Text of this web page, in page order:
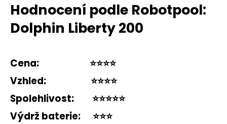
Hodnocení podle Robotpool:
Dolphin Liberty 200
Cena: ⭐️⭐️⭐️⭐️
Vzhled: ⭐️⭐️⭐️⭐️
Spolehlivost: ⭐️⭐️⭐️⭐️⭐️
Výdrž baterie:
⭐️⭐️⭐️